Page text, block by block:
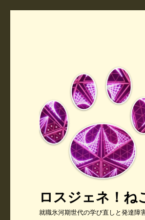
ロスジェネ！ね
就職氷河期世代の学び直しと発達障